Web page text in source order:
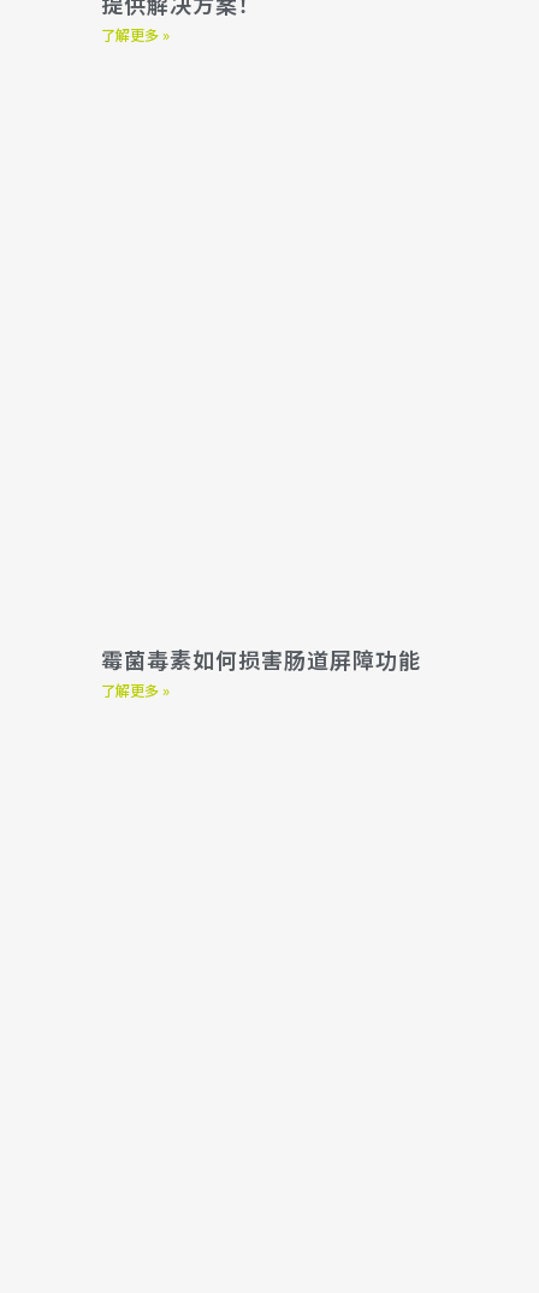
了解更多 »
霉菌毒素如何损害肠道屏障功能
了解更多 »